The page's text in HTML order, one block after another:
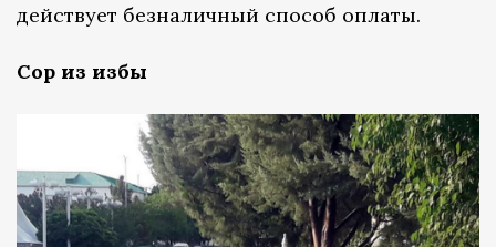
действует безналичный способ оплаты.
Сор из избы